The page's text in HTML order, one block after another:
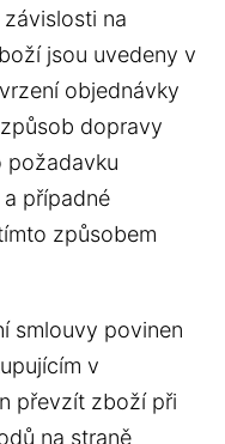
na
jsou uvedeny v
objednávky
dopravy
požadavku
případné
způsobem
smlouvy povinen
v
převzít zboží při
na straně